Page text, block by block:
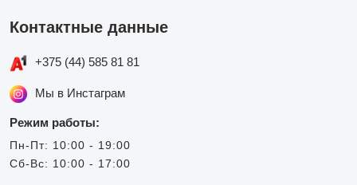
Контактные данные
+375 (44) 585 81 81
Мы в Инстаграм
Режим работы:
Пн-Пт: 10:00 - 19:00
Сб-Вс: 10:00 - 17:00